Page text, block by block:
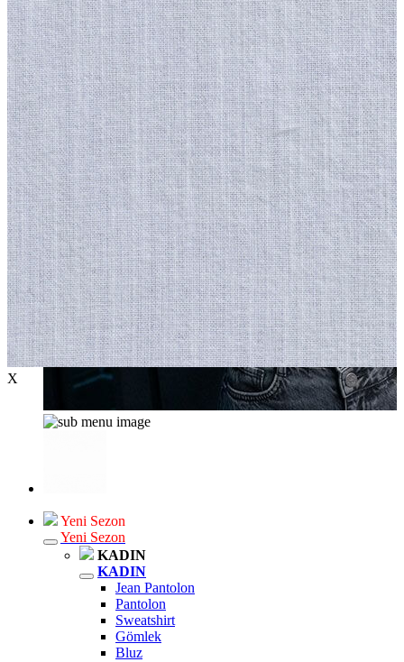
Yeni Sezon
Yeni Sezon
KADIN
KADIN
Jean Pantolon
Pantolon
Sweatshirt
Gömlek
Bluz
X